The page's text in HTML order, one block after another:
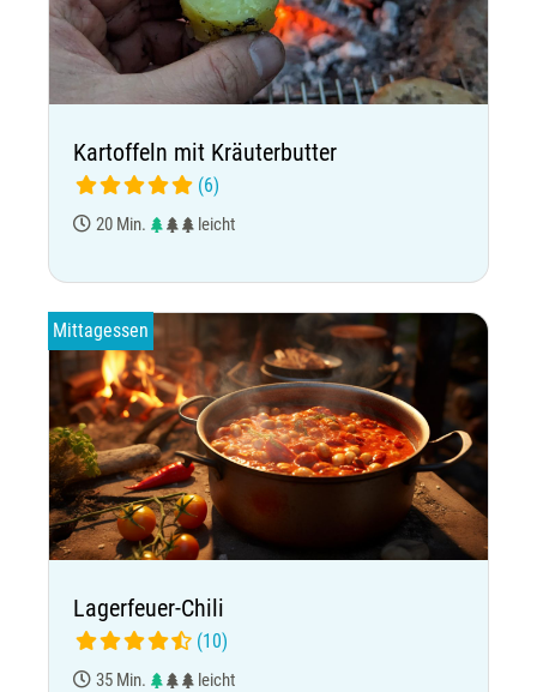
Kartoffeln mit Kräuterbutter
(6)
20 Min. leicht
Mittagessen
Lagerfeuer-Chili
(10)
35 Min. leicht